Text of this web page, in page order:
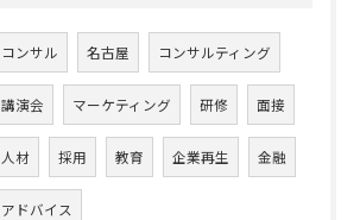
コンサル 名古屋 コンサルティング
講演会 マーケティング 研修 面接
人材 採用 教育 企業再生 金融
アドバイス